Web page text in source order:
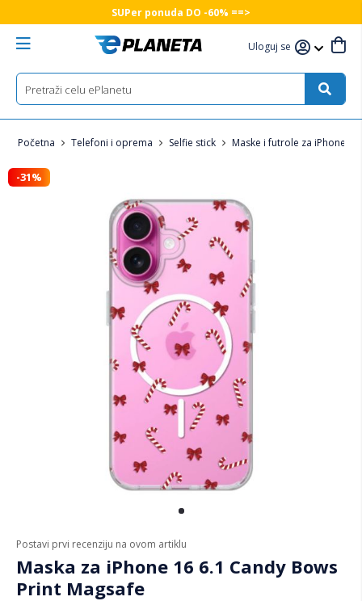
SUPer ponuda DO -60% ==>
Uloguj se
Početna Telefoni i oprema Selfie stick Maske i futrole za iPhone
Postavi prvi recenziju na ovom artiklu
Maska za iPhone 16 6.1 Candy Bows
Print Magsafe
-31%